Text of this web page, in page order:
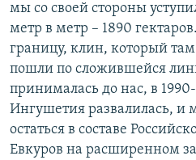
мы со своей стороны
метр в метр – 1890
границу, клин, который
пошли по сложившейся
принималась до нас, в
Ингушетия развалилась,
остаться в составе
Евкуров на расширенном